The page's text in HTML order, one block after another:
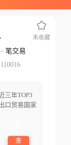
-笔交易
三年TOP3
口贸易国家
查
未收藏